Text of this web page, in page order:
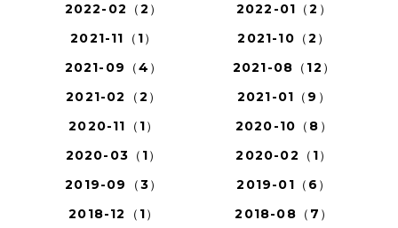
2022-02（2）
2022-01（2）
2021-11（1）
2021-10（2）
2021-09（4）
2021-08（12）
2021-02（2）
2021-01（9）
2020-11（1）
2020-10（8）
2020-03（1）
2020-02（1）
2019-09（3）
2019-01（6）
2018-12（1）
2018-08（7）